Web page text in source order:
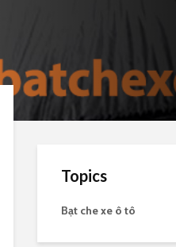
Topics
Bạt che xe ô tô